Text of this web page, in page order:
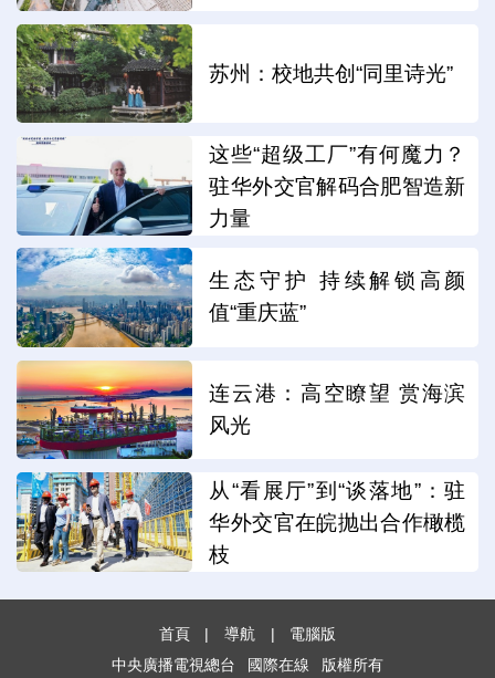
苏州：校地共创“同里诗光”
这些“超级工厂”有何魔力？
驻华外交官解码合肥智造新
力量
生态守护 持续解锁高颜
值“重庆蓝”
连云港：高空瞭望 赏海滨
风光
从“看展厅”到“谈落地”：驻
华外交官在皖抛出合作橄榄
枝
首頁 | 導航 |
電腦版
中央廣播電視總台
國際在線 版權所有